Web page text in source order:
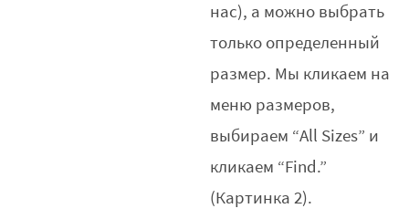
нас), а можно выбрать
только определенный
размер. Мы кликаем на
меню размеров,
выбираем “All Sizes” и
кликаем “Find.”
(Картинка 2).